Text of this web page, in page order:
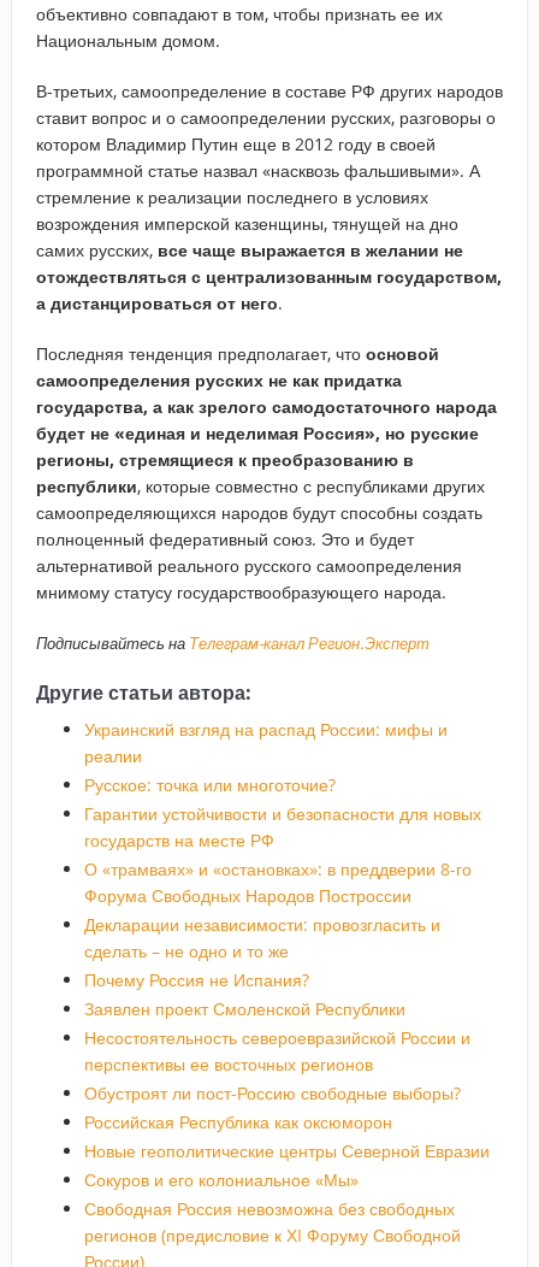
объективно совпадают в том, чтобы признать ее их
Национальным домом.
В-третьих, самоопределение в составе РФ других народов
ставит вопрос и о самоопределении русских, разговоры о
котором Владимир Путин еще в 2012 году в своей
программной статье назвал «насквозь фальшивыми». А
стремление к реализации последнего в условиях
возрождения имперской казенщины, тянущей на дно
самих русских, все чаще выражается в желании не
отождествляться с централизованным государством,
а дистанцироваться от него.
Последняя тенденция предполагает, что основой
самоопределения русских не как придатка
государства, а как зрелого самодостаточного народа
будет не «единая и неделимая Россия», но русские
регионы, стремящиеся к преобразованию в
республики, которые совместно с республиками других
самоопределяющихся народов будут способны создать
полноценный федеративный союз. Это и будет
альтернативой реального русского самоопределения
мнимому статусу государствообразующего народа.
Подписывайтесь на Телеграм-канал Регион.Эксперт
Другие статьи автора:
Украинский взгляд на распад России: мифы и
реалии
Русское: точка или многоточие?
Гарантии устойчивости и безопасности для новых
государств на месте РФ
О «трамваях» и «остановках»: в преддверии 8-го
Форума Свободных Народов Построссии
Декларации независимости: провозгласить и
сделать – не одно и то же
Почему Россия не Испания?
Заявлен проект Смоленской Республики
Несостоятельность североевразийской России и
перспективы ее восточных регионов
Обустроят ли пост-Россию свободные выборы?
Российская Республика как оксюморон
Новые геополитические центры Северной Евразии
Сокуров и его колониальное «Мы»
Свободная Россия невозможна без свободных
регионов (предисловие к ХI Форуму Свободной
России)